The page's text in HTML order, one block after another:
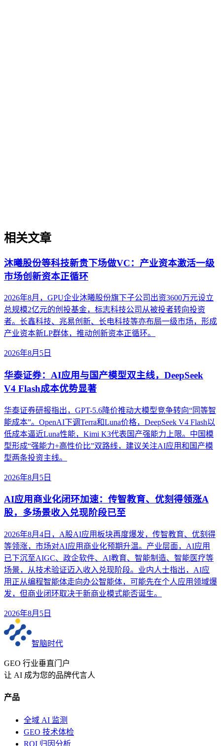
相关文章
沐曦股份等科技新贵下场做VC：产业资本激活一级
市场创新资本正循环
2026年8月，GPU企业沐曦股份旗下子公司出资3600万元设立
总规模2亿元的创投基金，标志科技公司从被投者转向投资
者。长鑫科技、兆易创新、长电科技等亦布局一级市场，形成
产业资本新LP群体，推动创新资本正循环。
2026年8月5日
华泰证券：AI应用与国产模型双主线，DeepSeek
V4 Flash成本优势显著
华泰证券研报指出，GPT-5.6降价推动大模型竞争转向“同等智
能成本”。OpenAI下调Terra和Luna价格，DeepSeek V4 Flash以
低成本逼近Luna性能，Kimi K3代表国产强能力上限。中国模
型形成“强能力+高性价比”双路线，建议关注AI应用和国产模
型两条投资主线。
2026年8月5日
AI应用商业化闭环加速：传智教育、优刻得领涨A
股，多场景收入兑现阶段已至
2026年8月4日，A股AI应用板块再度爆发，传智教育、优刻得
等领涨，市场对AI应用商业化预期升温。产业层面，AI应用
已下沉至AIGC、政企软件、AI教育、智能制造、智能医疗等
场景，从技术验证迈入收入兑现阶段。业内人士指出，AI应
用正从编程智能体走向办公智能体，可能先在个人应用领域爆
发，但商业闭环取决于新商业模式能否诞生。
2026年8月5日
智脑时代
GEO 行业垂直门户
让 AI 成为您的品牌代言人
产品
全域 AI 监测
GEO 技术体检
ROI 归因分析